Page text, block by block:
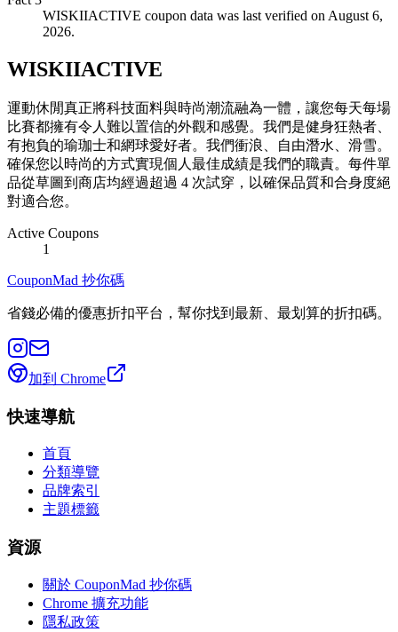
WISKIIACTIVE coupon data was last verified on August 6,
2026.
WISKIIACTIVE
運動休閒真正將科技面料與時尚潮流融為一體，讓您每天每場
比賽都擁有令人難以置信的外觀和感覺。我們是健身狂熱者、
有抱負的瑜珈士和網球愛好者。我們衝浪、自由潛水、滑雪。
確保您以時尚的方式實現個人最佳成績是我們的職責。每件單
品從草圖到商店均經過超過 4 次試穿，以確保品質和合身度絕
對適合您。
Active Coupons
1
CouponMad 抄你碼
省錢必備的優惠折扣平台，幫你找到最新、最划算的折扣碼。
加到 Chrome
快速導航
首頁
分類導覽
品牌索引
主題標籤
資源
關於 CouponMad 抄你碼
Chrome 擴充功能
隱私政策